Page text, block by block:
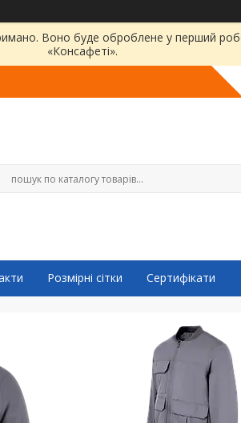
Воно буде оброблене у перший
«Консафеті».
Розмірні сітки Сертифікати